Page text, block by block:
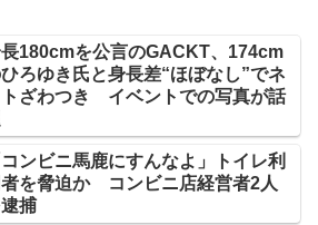
180cmを公言のGACKT、174cm
ろゆき氏と身長差“ほぼなし”でネ
トざわつき イベントでの写真が話
コンビニ馬鹿にすんなよ」トイレ利
者を脅迫か コンビニ店経営者2人
捕